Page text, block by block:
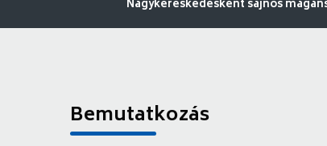
Nagykereskedésként sajnos
Bemutatkozás